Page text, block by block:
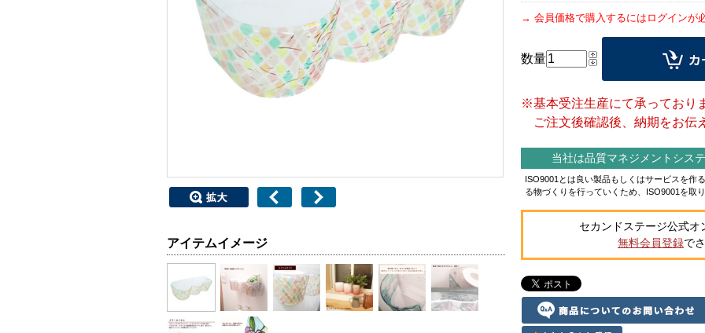
会員価格で購入するにはログインが
数量
※基本受注生産にて承っており
ご注文後確認後、納期をお伝
当社は品質マネジメントシス
ISO9001とは良い製品もしくはサービスを作
る物づくりを行っていくため、ISO9001を取
セカンドステージ公式オ
無料会員登録で
アイテムイメージ